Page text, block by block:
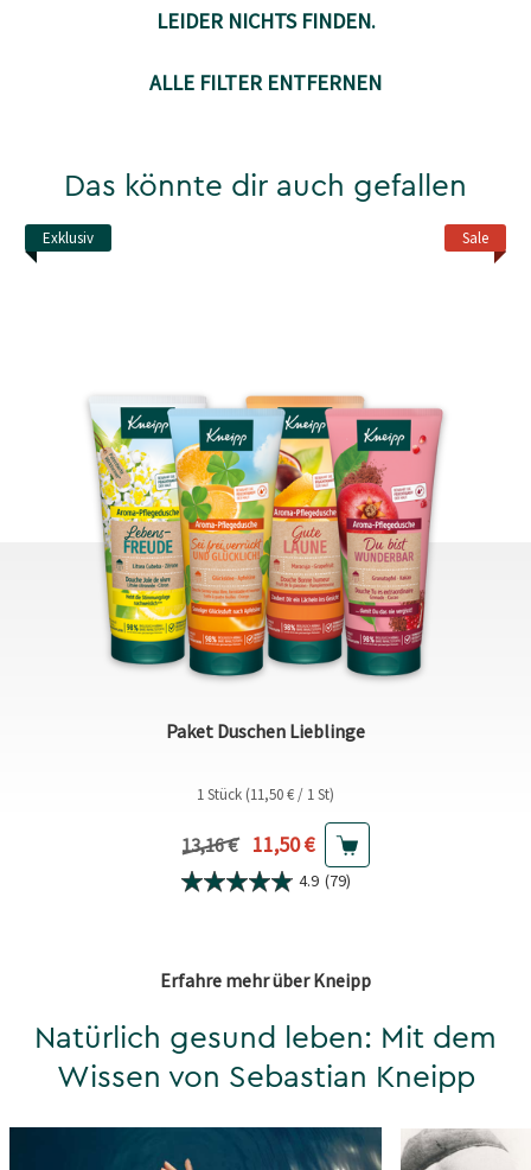
LEIDER NICHTS FINDEN.
ALLE FILTER ENTFERNEN
Das könnte dir auch gefallen
Sale
Exklusiv
Paket Duschen Lieblinge
1 Stück (11,50 € / 1 St)
Vorheriger Preis
13,16 € Aktueller Preis
11,50 €
4.9 (79)
Erfahre mehr über Kneipp
Natürlich gesund leben: Mit dem
Wissen von Sebastian Kneipp